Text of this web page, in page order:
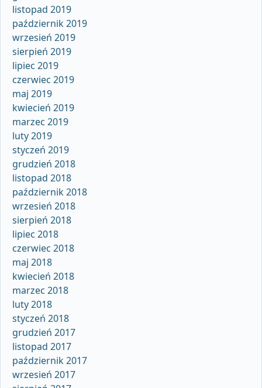
listopad 2019
październik 2019
wrzesień 2019
sierpień 2019
lipiec 2019
czerwiec 2019
maj 2019
kwiecień 2019
marzec 2019
luty 2019
styczeń 2019
grudzień 2018
listopad 2018
październik 2018
wrzesień 2018
sierpień 2018
lipiec 2018
czerwiec 2018
maj 2018
kwiecień 2018
marzec 2018
luty 2018
styczeń 2018
grudzień 2017
listopad 2017
październik 2017
wrzesień 2017